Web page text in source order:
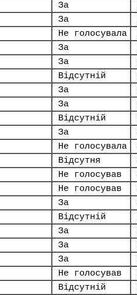
За
За
Не голосувала
За
За
Відсутній
За
За
Відсутній
За
Не голосувала
Відсутня
Не голосував
Не голосував
За
Відсутній
За
За
За
Не голосував
Відсутній